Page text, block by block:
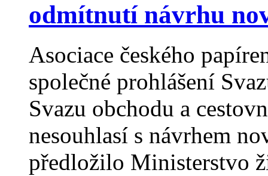
odmítnutí návrhu
Asociace českého
společné prohlášení
Svazu obchodu a
nesouhlasí s návrhem
předložilo Ministerstvo